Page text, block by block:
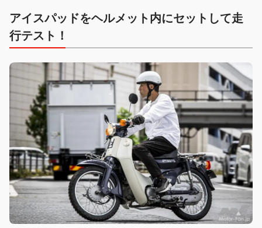
アイスパッドをヘルメット内にセットして走
行テスト！